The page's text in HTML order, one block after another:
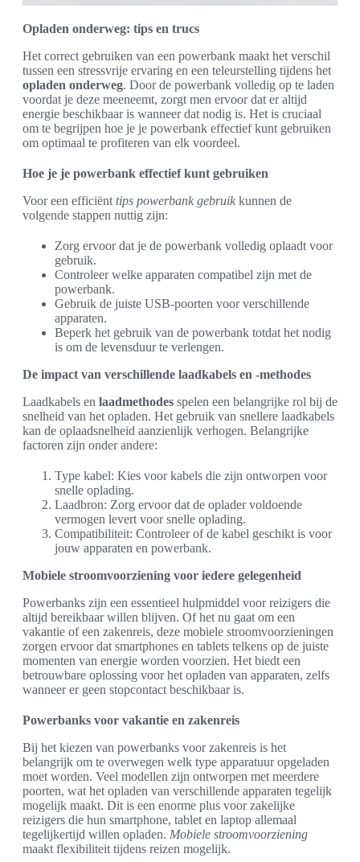
Opladen onderweg: tips en trucs
Het correct gebruiken van een powerbank maakt het verschil
tussen een stressvrije ervaring en een teleurstelling tijdens het
opladen onderweg. Door de powerbank volledig op te laden
voordat je deze meeneemt, zorgt men ervoor dat er altijd
energie beschikbaar is wanneer dat nodig is. Het is cruciaal
om te begrijpen hoe je je powerbank effectief kunt gebruiken
om optimaal te profiteren van elk voordeel.
Hoe je je powerbank effectief kunt gebruiken
Voor een efficiënt tips powerbank gebruik kunnen de
volgende stappen nuttig zijn:
Zorg ervoor dat je de powerbank volledig oplaadt voor
gebruik.
Controleer welke apparaten compatibel zijn met de
powerbank.
Gebruik de juiste USB-poorten voor verschillende
apparaten.
Beperk het gebruik van de powerbank totdat het nodig
is om de levensduur te verlengen.
De impact van verschillende laadkabels en -methodes
Laadkabels en laadmethodes spelen een belangrijke rol bij de
snelheid van het opladen. Het gebruik van snellere laadkabels
kan de oplaadsnelheid aanzienlijk verhogen. Belangrijke
factoren zijn onder andere:
Type kabel: Kies voor kabels die zijn ontworpen voor
snelle oplading.
Laadbron: Zorg ervoor dat de oplader voldoende
vermogen levert voor snelle oplading.
Compatibiliteit: Controleer of de kabel geschikt is voor
jouw apparaten en powerbank.
Mobiele stroomvoorziening voor iedere gelegenheid
Powerbanks zijn een essentieel hulpmiddel voor reizigers die
altijd bereikbaar willen blijven. Of het nu gaat om een
vakantie of een zakenreis, deze mobiele stroomvoorzieningen
zorgen ervoor dat smartphones en tablets telkens op de juiste
momenten van energie worden voorzien. Het biedt een
betrouwbare oplossing voor het opladen van apparaten, zelfs
wanneer er geen stopcontact beschikbaar is.
Powerbanks voor vakantie en zakenreis
Bij het kiezen van powerbanks voor zakenreis is het
belangrijk om te overwegen welk type apparatuur opgeladen
moet worden. Veel modellen zijn ontworpen met meerdere
poorten, wat het opladen van verschillende apparaten tegelijk
mogelijk maakt. Dit is een enorme plus voor zakelijke
reizigers die hun smartphone, tablet en laptop allemaal
tegelijkertijd willen opladen. Mobiele stroomvoorziening
maakt flexibiliteit tijdens reizen mogelijk.